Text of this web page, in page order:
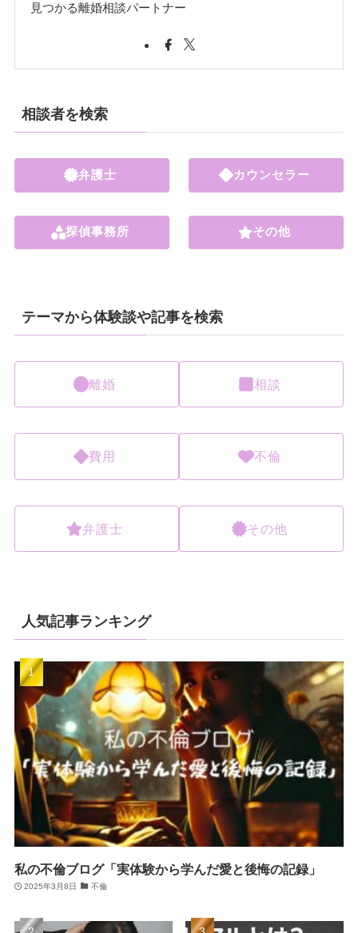
見つかる離婚相談パートナー
相談者を検索
弁護士
探偵事務所
カウンセラー
その他
テーマから体験談や記事を検索
離婚 相談
費用 不倫
弁護士 その他
人気記事ランキング
私の不倫ブログ「実体験から学んだ愛と後悔の記録」
2025年3月8日 不倫